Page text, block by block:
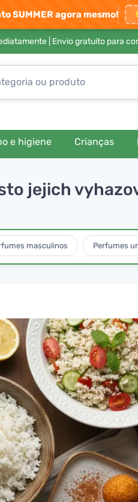
SUMMER agora mesmo!
| Envio gratuito para
e higiene Crianças
jejich
masculinos Perfumes